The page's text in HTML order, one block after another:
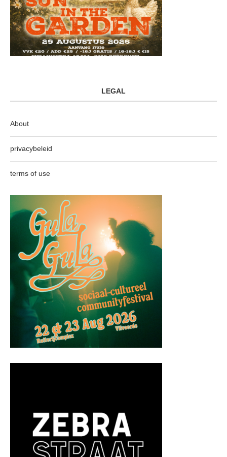
LEGAL
About
privacybeleid
terms of use